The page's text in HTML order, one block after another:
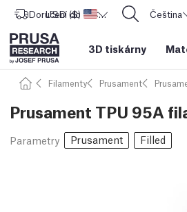
Doručení do Spojené státy
USD ($) CORE One L: Nyní skladem! Čeština
3D tiskárny
Filamenty Prusament
Prusament TPU 95A
Parametry Prusament Filled